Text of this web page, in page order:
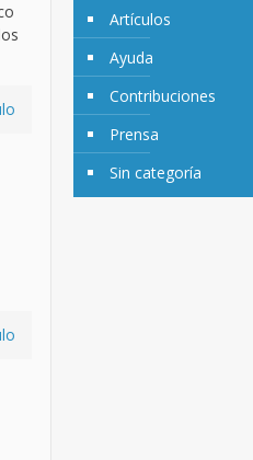
Artículos
Ayuda
Contribuciones
Prensa
Sin categoría